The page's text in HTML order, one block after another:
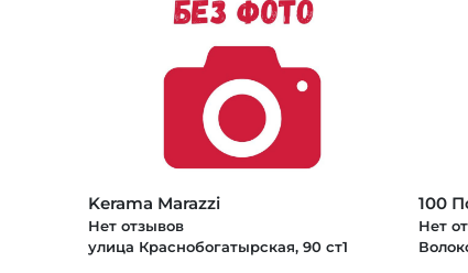
Kerama Marazzi
Нет отзывов
улица Краснобогатырская, 90 ст1
100
Нет